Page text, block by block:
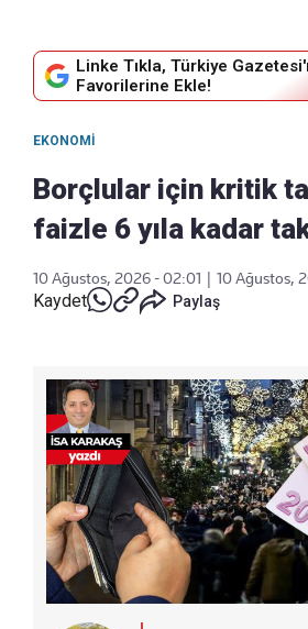
Linke Tıkla, Türkiye
Favorilerine Ekle!
EKONOMI
Borçlular için kritik
faizle 6 yıla kadar
10 Ağustos, 2026 - 02:01 10 Ağustos,
Kaydet Paylaş